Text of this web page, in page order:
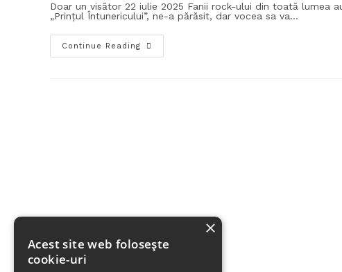
Doar un visător 22 iulie 2025 Fanii rock-ului din toată lumea
„Prințul Întunericului”, ne-a părăsit, dar vocea sa va…
Continue Reading
×
Acest site web folosește
cookie-uri